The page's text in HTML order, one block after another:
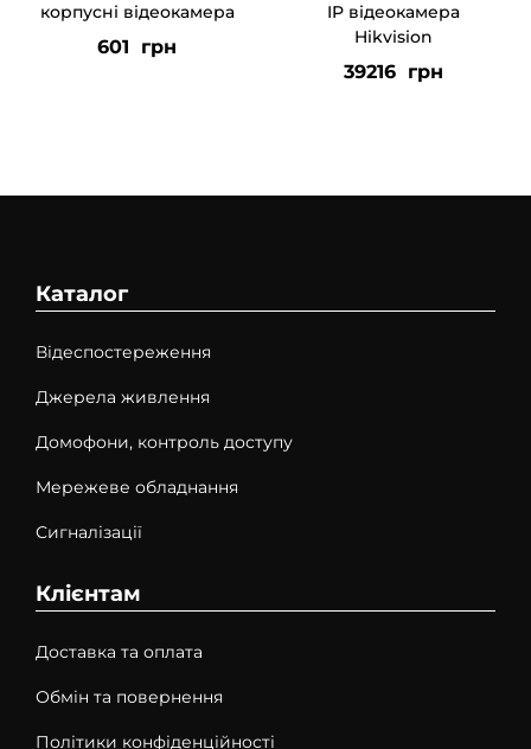
корпусні відеокамера
601 грн
IP відеокамера
Hikvision
39216 грн
Каталог
Відеспостереження
Джерела живлення
Домофони, контроль доступу
Мережеве обладнання
Сигналізації
Клієнтам
Доставка та оплата
Обмін та повернення
Політики конфіденційності